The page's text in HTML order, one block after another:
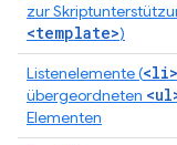
zur
<template>)
Listenelemente (<li>
übergeordneten
Elementen